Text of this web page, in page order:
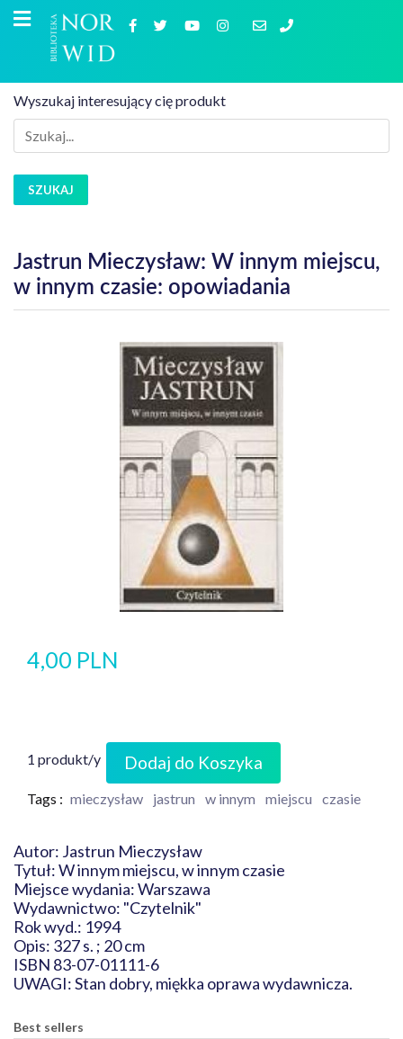
Wyszukaj interesujący cię produkt
SZUKAJ
Jastrun Mieczysław: W innym miejscu,
w innym czasie: opowiadania
4,00 PLN
1 produkt/y Dodaj do Koszyka
Tags : mieczysław jastrun w innym miejscu czasie
Autor: Jastrun Mieczysław
Tytuł: W innym miejscu, w innym czasie
Miejsce wydania: Warszawa
Wydawnictwo: "Czytelnik"
Rok wyd.: 1994
Opis: 327 s. ; 20 cm
ISBN 83-07-01111-6
UWAGI: Stan dobry, miękka oprawa wydawnicza.
Best sellers